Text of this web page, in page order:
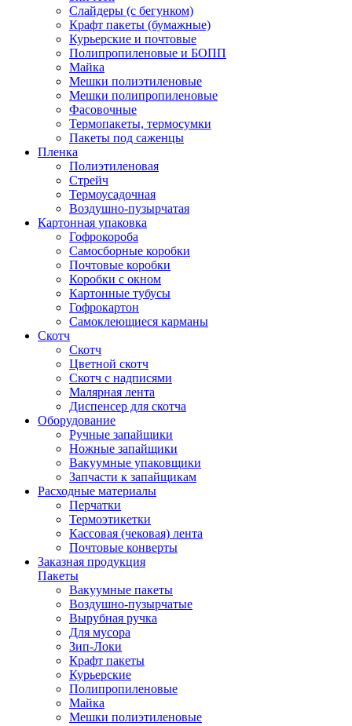
Слайдеры (с бегунком)
Крафт пакеты (бумажные)
Курьерские и почтовые
Полипропиленовые и БОПП
Майка
Мешки полиэтиленовые
Мешки полипропиленовые
Фасовочные
Термопакеты, термосумки
Пакеты под саженцы
Пленка
Полиэтиленовая
Стрейч
Термоусадочная
Воздушно-пузырчатая
Картонная упаковка
Гофрокороба
Самосборные коробки
Почтовые коробки
Коробки с окном
Картонные тубусы
Гофрокартон
Самоклеющиеся карманы
Скотч
Скотч
Цветной скотч
Скотч с надписями
Малярная лента
Диспенсер для скотча
Оборудование
Ручные запайщики
Ножные запайщики
Вакуумные упаковщики
Запчасти к запайщикам
Расходные материалы
Перчатки
Термоэтикетки
Кассовая (чековая) лента
Почтовые конверты
Заказная продукция
Пакеты
Вакуумные пакеты
Воздушно-пузырчатые
Вырубная ручка
Для мусора
Зип-Локи
Крафт пакеты
Курьерские
Полипропиленовые
Майка
Мешки полиэтиленовые